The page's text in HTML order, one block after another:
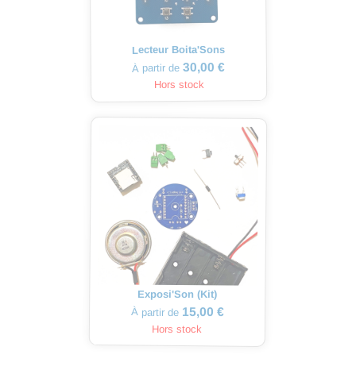
Lecteur Boita'Sons
À partir de30,00 €
Hors stock
Exposi'Son (Kit)
À partir de 15,00 €
Hors stock